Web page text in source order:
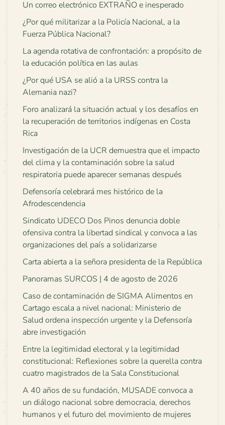
Un correo electrónico EXTRAÑO e inesperado
¿Por qué militarizar a la Policía Nacional, a la
Fuerza Pública Nacional?
La agenda rotativa de confrontación: a propósito de
la educación política en las aulas
¿Por qué USA se alió a la URSS contra la
Alemania nazi?
Foro analizará la situación actual y los desafíos en
la recuperación de territorios indígenas en Costa
Rica
Investigación de la UCR demuestra que el impacto
del clima y la contaminación sobre la salud
respiratoria puede aparecer semanas después
Defensoría celebrará mes histórico de la
Afrodescendencia
Sindicato UDECO Dos Pinos denuncia doble
ofensiva contra la libertad sindical y convoca a las
organizaciones del país a solidarizarse
Carta abierta a la señora presidenta de la República
Panoramas SURCOS | 4 de agosto de 2026
Caso de contaminación de SIGMA Alimentos en
Cartago escala a nivel nacional: Ministerio de
Salud ordena inspección urgente y la Defensoría
abre investigación
Entre la legitimidad electoral y la legitimidad
constitucional: Reflexiones sobre la querella contra
cuatro magistrados de la Sala Constitucional
A 40 años de su fundación, MUSADE convoca a
un diálogo nacional sobre democracia, derechos
humanos y el futuro del movimiento de mujeres